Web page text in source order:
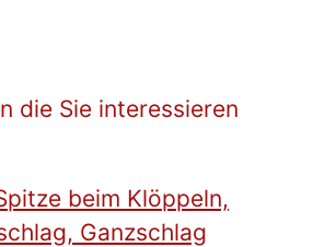
die Sie interessieren
beim Klöppeln,
Ganzschlag